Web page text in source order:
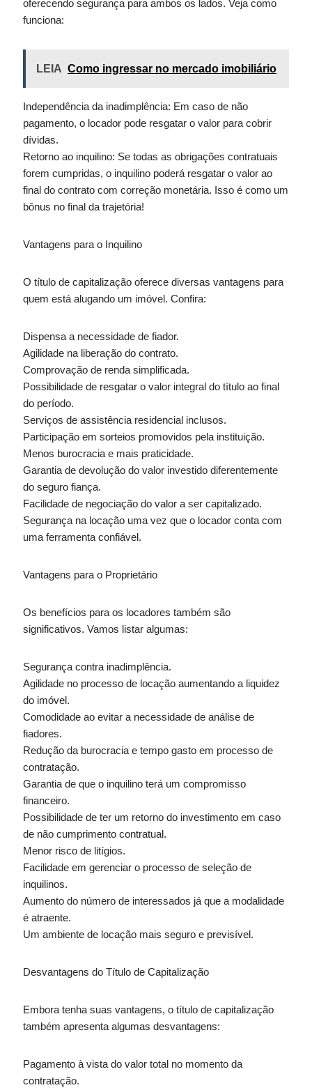
oferecendo segurança para ambos os lados. Veja como
funciona:
LEIA Como ingressar no mercado imobiliário
Independência da inadimplência: Em caso de não
pagamento, o locador pode resgatar o valor para cobrir
dívidas.
Retorno ao inquilino: Se todas as obrigações contratuais
forem cumpridas, o inquilino poderá resgatar o valor ao
final do contrato com correção monetária. Isso é como um
bônus no final da trajetória!
Vantagens para o Inquilino
O título de capitalização oferece diversas vantagens para
quem está alugando um imóvel. Confira:
Dispensa a necessidade de fiador.
Agilidade na liberação do contrato.
Comprovação de renda simplificada.
Possibilidade de resgatar o valor integral do título ao final
do período.
Serviços de assistência residencial inclusos.
Participação em sorteios promovidos pela instituição.
Menos burocracia e mais praticidade.
Garantia de devolução do valor investido diferentemente
do seguro fiança.
Facilidade de negociação do valor a ser capitalizado.
Segurança na locação uma vez que o locador conta com
uma ferramenta confiável.
Vantagens para o Proprietário
Os benefícios para os locadores também são
significativos. Vamos listar algumas:
Segurança contra inadimplência.
Agilidade no processo de locação aumentando a liquidez
do imóvel.
Comodidade ao evitar a necessidade de análise de
fiadores.
Redução da burocracia e tempo gasto em processo de
contratação.
Garantia de que o inquilino terá um compromisso
financeiro.
Possibilidade de ter um retorno do investimento em caso
de não cumprimento contratual.
Menor risco de litígios.
Facilidade em gerenciar o processo de seleção de
inquilinos.
Aumento do número de interessados já que a modalidade
é atraente.
Um ambiente de locação mais seguro e previsível.
Desvantagens do Título de Capitalização
Embora tenha suas vantagens, o título de capitalização
também apresenta algumas desvantagens:
Pagamento à vista do valor total no momento da
contratação.